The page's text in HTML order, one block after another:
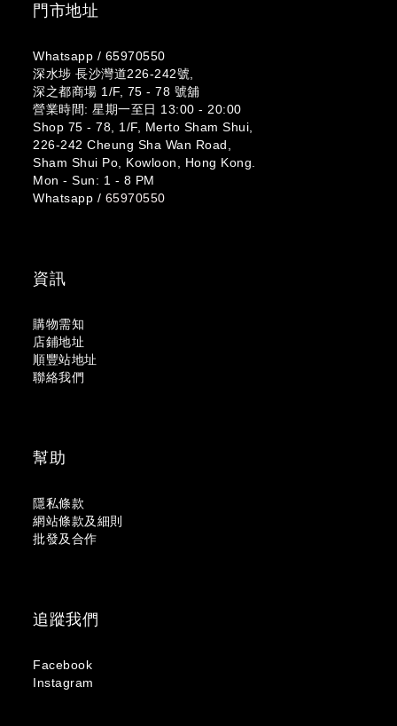
門市地址
Whatsapp / 65970550
深水埗 長沙灣道226-242號,
深之都商場 1/F, 75 - 78 號舖
營業時間: 星期一至日 13:00 - 20:00
Shop 75 - 78, 1/F, Merto Sham Shui,
226-242 Cheung Sha Wan Road,
Sham Shui Po, Kowloon, Hong Kong.
Mon - Sun: 1 - 8 PM
Whatsapp / 65970550
資訊
購物需知
店鋪地址
順豐站地址
聯絡我們
幫助
隱私條款
網站條款及細則
批發及合作
追蹤我們
Facebook
Instagram